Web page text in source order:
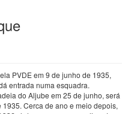
PVDE em 9 de junho de 1935,
entrada numa esquadra.
do Aljube em 25 de junho, será
Cerca de ano e meio depois,